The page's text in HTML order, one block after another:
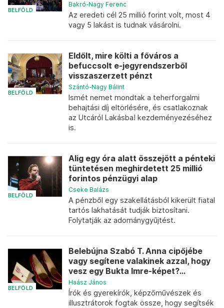
BELFÖLD
Bakró-Nagy Ferenc
Az eredeti cél 25 millió forint volt, most 4
vagy 5 lakást is tudnak vásárolni.
BELFÖLD
Eldőlt, mire költi a főváros a
befuccsolt e-jegyrendszerből
visszaszerzett pénzt
Szántó-Nagy Bálint
Ismét nemet mondtak a teherforgalmi
behajtási díj eltörlésére, és csatlakoznak
az Utcáról Lakásba! kezdeményezéséhez
is.
BELFÖLD
Alig egy óra alatt összejött a pénteki
tüntetésen meghirdetett 25 millió
forintos pénzügyi alap
Cseke Balázs
A pénzből egy szakellátásból kikerült fiatal
tartós lakhatását tudják biztosítani.
Folytatják az adománygyűjtést.
BELFÖLD
Belebújna Szabó T. Anna cipőjébe
vagy segítene valakinek azzal, hogy
vesz egy Bukta Imre-képet?...
Haász János
Írók és gyerekírók, képzőművészek és
illusztrátorok fogtak össze, hogy segítsék